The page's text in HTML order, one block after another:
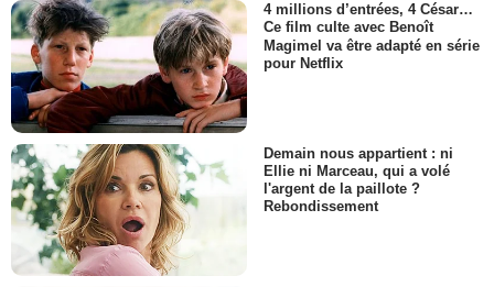
4 millions d’entrées, 4 César…
Ce film culte avec Benoît
Magimel va être adapté en série
pour Netflix
Demain nous appartient : ni
Ellie ni Marceau, qui a volé
l'argent de la paillote ?
Rebondissement